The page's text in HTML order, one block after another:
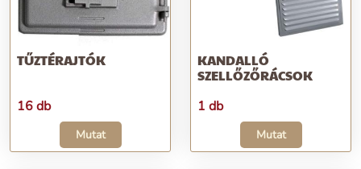
TŰZTÉRAJTÓK
16 db
Mutat
KANDALLÓ
SZELLŐZŐRÁCSOK
1 db
Mutat